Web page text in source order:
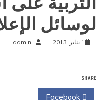
لوسائل
1 يناير, 2013 admin
SHARE